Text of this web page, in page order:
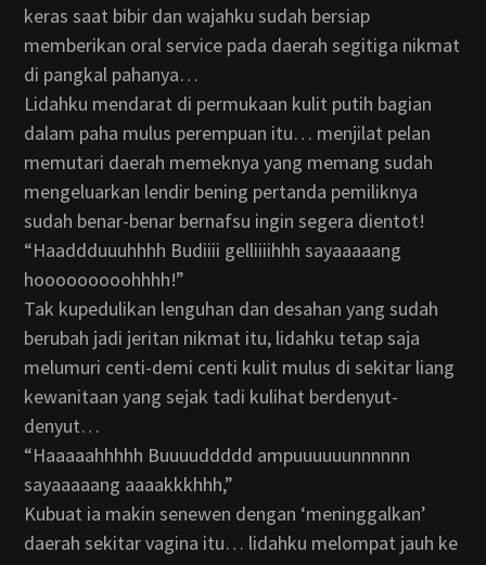
keras saat bibir dan wajahku sudah bersiap
memberikan oral service pada daerah segitiga nikmat
di pangkal pahanya…
Lidahku mendarat di permukaan kulit putih bagian
dalam paha mulus perempuan itu… menjilat pelan
memutari daerah memeknya yang memang sudah
mengeluarkan lendir bening pertanda pemiliknya
sudah benar-benar bernafsu ingin segera dientot!
“Haaddduuuhhhh Budiiii gelliiiihhh sayaaaaang
hooooooooohhhh!”
Tak kupedulikan lenguhan dan desahan yang sudah
berubah jadi jeritan nikmat itu, lidahku tetap saja
melumuri centi-demi centi kulit mulus di sekitar liang
kewanitaan yang sejak tadi kulihat berdenyut-
denyut…
“Haaaaahhhhh Buuuuddddd ampuuuuuunnnnnn
sayaaaaang aaaakkkhhh,”
Kubuat ia makin senewen dengan ‘meninggalkan’
daerah sekitar vagina itu… lidahku melompat jauh ke